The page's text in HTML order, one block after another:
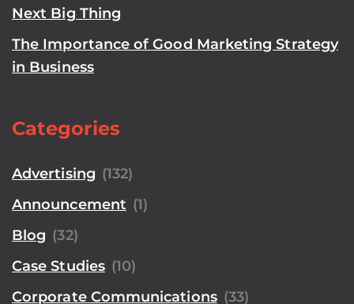
Next Big Thing
The Importance of Good Marketing Strategy
in Business
Categories
Advertising (132)
Announcement (1)
Blog (32)
Case Studies (10)
Corporate Communications (33)